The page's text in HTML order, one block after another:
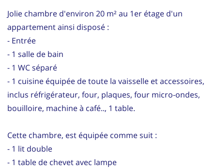
Jolie chambre d'environ 20 m² au 1er étage d'un
appartement ainsi disposé :
- Entrée
- 1 salle de bain
- 1 WC séparé
- 1 cuisine équipée de toute la vaisselle et accessoires,
inclus réfrigérateur, four, plaques, four micro-ondes,
bouilloire, machine à café.., 1 table.
Cette chambre, est équipée comme suit :
- 1 lit double
- 1 table de chevet avec lampe